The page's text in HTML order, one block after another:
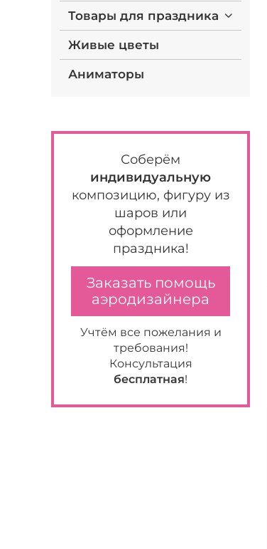
Товары для праздника
Живые цветы
Аниматоры
Соберём
индивидуальную
композицию, фигуру из
шаров или
оформление
праздника!
Заказать помощь
аэродизайнера
Учтём все пожелания и
требования!
Консультация
бесплатная!